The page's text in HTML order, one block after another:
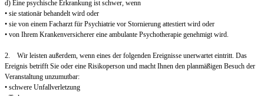
d) Eine psychische Erkrankung ist schwer, wenn
• sie stationär behandelt wird oder
• sie von einem Facharzt für Psychiatrie vor Stornierung attestiert wird oder
• von Ihrem Krankenversicherer eine ambulante Psychotherapie genehmigt wird.
2. Wir leisten außerdem, wenn eines der folgenden Ereignisse unerwartet eintritt. Das
Ereignis betrifft Sie oder eine Risikoperson und macht Ihnen den planmäßigen Besuch der
Veranstaltung unzumutbar:
• schwere Unfallverletzung